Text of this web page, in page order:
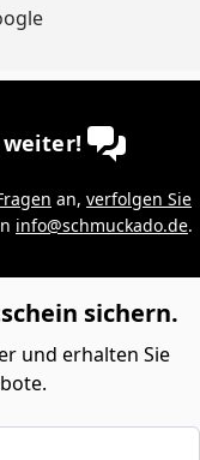
an, verfolgen Sie
info@schmuckado.de.
sichern.
und erhalten Sie